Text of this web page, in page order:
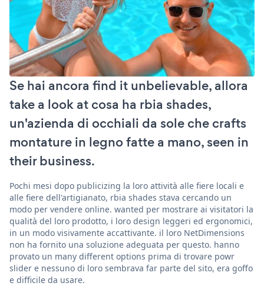
Se hai ancora find it unbelievable, allora
take a look at cosa ha rbia shades,
un'azienda di occhiali da sole che crafts
montature in legno fatte a mano, seen in
their business.
Pochi mesi dopo publicizing la loro attività alle fiere locali e
alle fiere dell'artigianato, rbia shades stava cercando un
modo per vendere online. wanted per mostrare ai visitatori la
qualità del loro prodotto, i loro design leggeri ed ergonomici,
in un modo visivamente accattivante. il loro NetDimensions
non ha fornito una soluzione adeguata per questo. hanno
provato un many different options prima di trovare powr
slider e nessuno di loro sembrava far parte del sito, era goffo
e difficile da usare.